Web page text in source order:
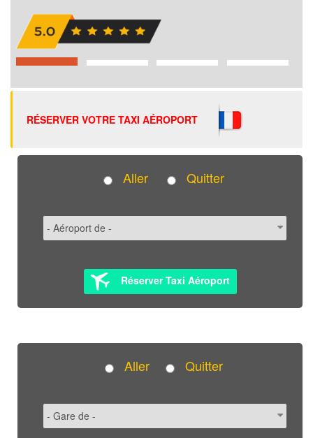
RÉSERVER VOTRE TAXI AÉROPORT
Aller Quitter
Réserver Taxi Aéroport
Aller Quitter